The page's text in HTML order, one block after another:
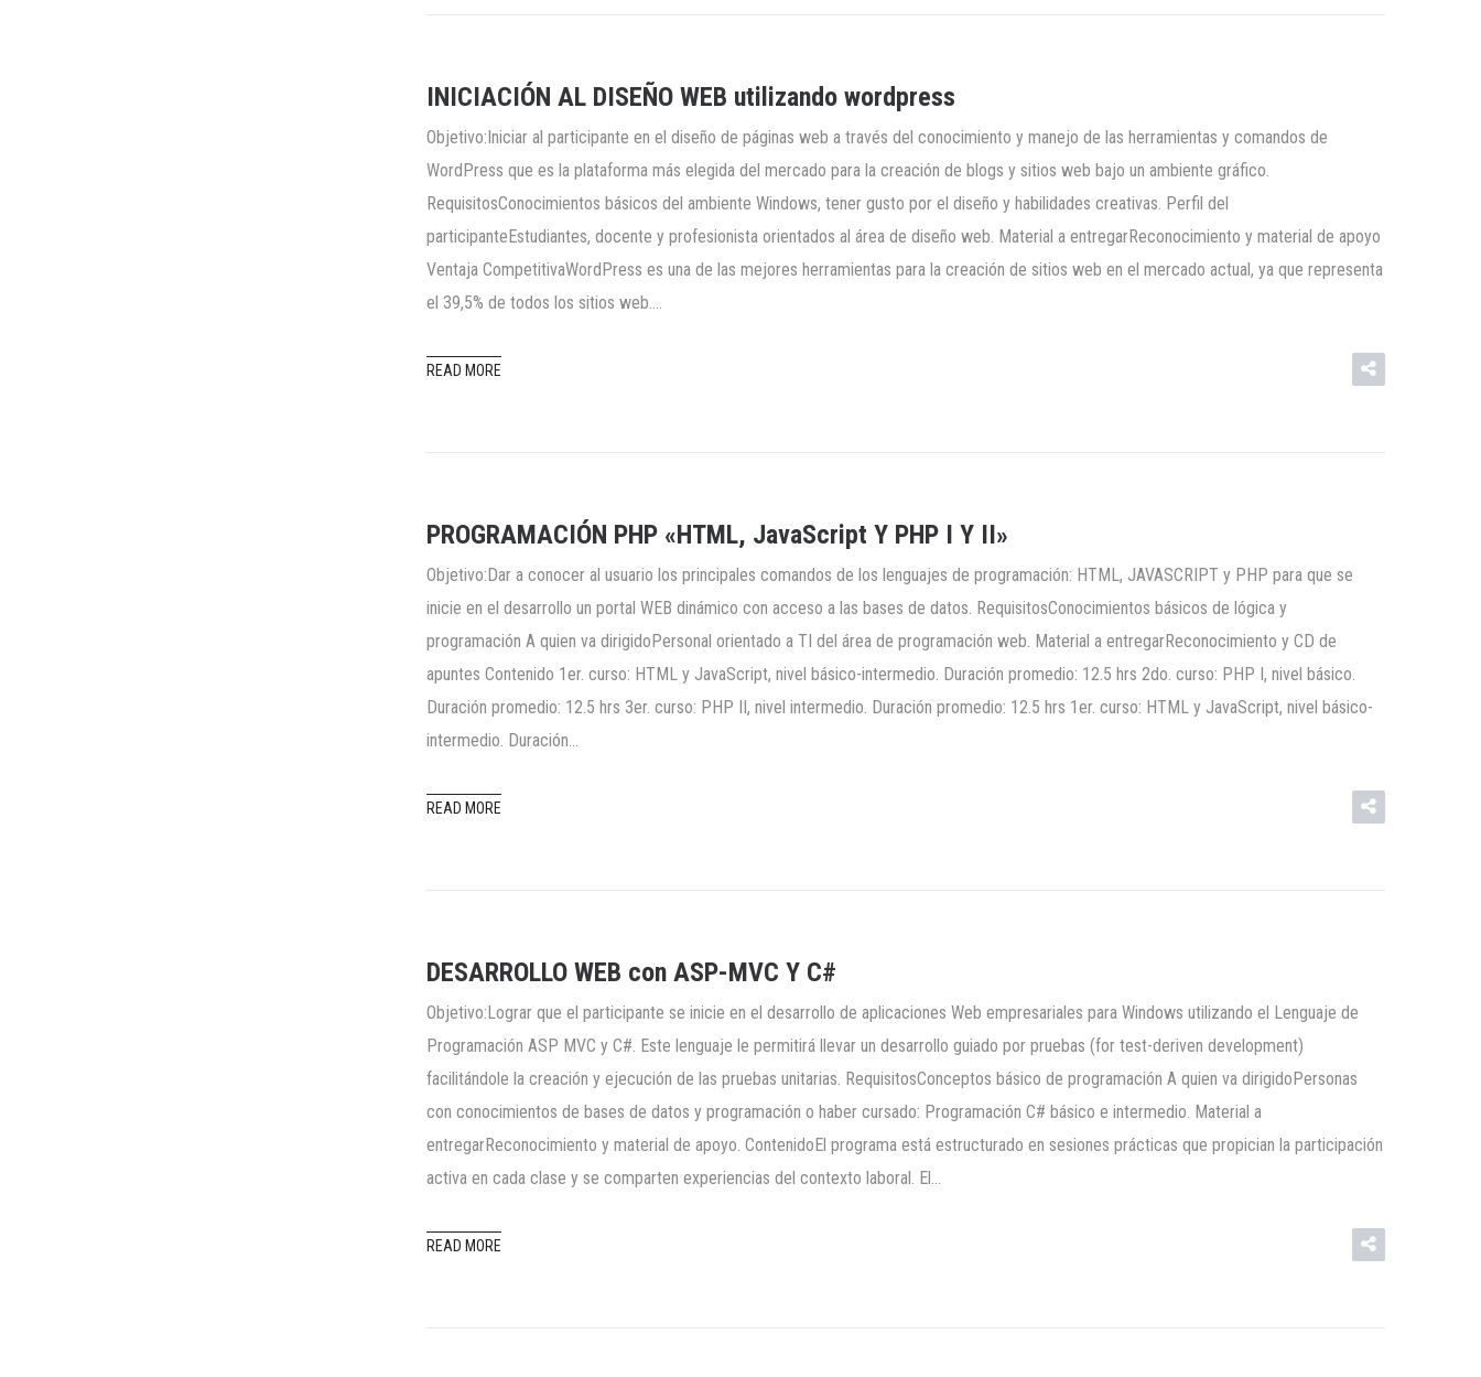
INICIACIÓN AL DISEÑO WEB utilizando wordpress
Objetivo:Iniciar al participante en el diseño de páginas web a través del conocimiento y manejo de las herramientas y comandos de
WordPress que es la plataforma más elegida del mercado para la creación de blogs y sitios web bajo un ambiente gráfico.
RequisitosConocimientos básicos del ambiente Windows, tener gusto por el diseño y habilidades creativas. Perfil del
participanteEstudiantes, docente y profesionista orientados al área de diseño web. Material a entregarReconocimiento y material de apoyo
Ventaja CompetitivaWordPress es una de las mejores herramientas para la creación de sitios web en el mercado actual, ya que representa
el 39,5% de todos los sitios web.…
READ MORE
PROGRAMACIÓN PHP «HTML, JavaScript Y PHP I Y II»
Objetivo:Dar a conocer al usuario los principales comandos de los lenguajes de programación: HTML, JAVASCRIPT y PHP para que se
inicie en el desarrollo un portal WEB dinámico con acceso a las bases de datos. RequisitosConocimientos básicos de lógica y
programación A quien va dirigidoPersonal orientado a TI del área de programación web. Material a entregarReconocimiento y CD de
apuntes Contenido 1er. curso: HTML y JavaScript, nivel básico-intermedio. Duración promedio: 12.5 hrs 2do. curso: PHP I, nivel básico.
Duración promedio: 12.5 hrs 3er. curso: PHP II, nivel intermedio. Duración promedio: 12.5 hrs 1er. curso: HTML y JavaScript, nivel básico-
intermedio. Duración…
READ MORE
DESARROLLO WEB con ASP-MVC Y C#
Objetivo:Lograr que el participante se inicie en el desarrollo de aplicaciones Web empresariales para Windows utilizando el Lenguaje de
Programación ASP MVC y C#. Este lenguaje le permitirá llevar un desarrollo guiado por pruebas (for test-deriven development)
facilitándole la creación y ejecución de las pruebas unitarias. RequisitosConceptos básico de programación A quien va dirigidoPersonas
con conocimientos de bases de datos y programación o haber cursado: Programación C# básico e intermedio. Material a
entregarReconocimiento y material de apoyo. ContenidoEl programa está estructurado en sesiones prácticas que propician la participación
activa en cada clase y se comparten experiencias del contexto laboral. El…
READ MORE